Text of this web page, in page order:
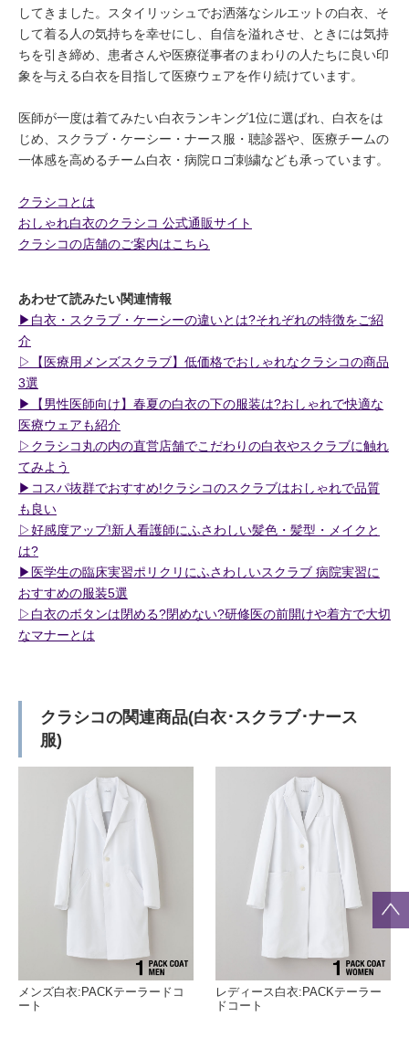
してきました。スタイリッシュでお洒落なシルエットの白衣、そ
して着る人の気持ちを幸せにし、自信を溢れさせ、ときには気持
ちを引き締め、患者さんや医療従事者のまわりの人たちに良い印
象を与える白衣を目指して医療ウェアを作り続けています。
医師が一度は着てみたい白衣ランキング1位に選ばれ、白衣をは
じめ、スクラブ・ケーシー・ナース服・聴診器や、医療チームの
一体感を高めるチーム白衣・病院ロゴ刺繍なども承っています。
クラシコとは
おしゃれ白衣のクラシコ 公式通販サイト
クラシコの店舗のご案内はこちら
あわせて読みたい関連情報
▶︎白衣・スクラブ・ケーシーの違いとは?それぞれの特徴をご紹
介
▷【医療用メンズスクラブ】低価格でおしゃれなクラシコの商品
3選
▶︎【男性医師向け】春夏の白衣の下の服装は?おしゃれで快適な
医療ウェアも紹介
▷クラシコ丸の内の直営店舗でこだわりの白衣やスクラブに触れ
てみよう
▶︎コスパ抜群でおすすめ!クラシコのスクラブはおしゃれで品質
も良い
▷好感度アップ!新人看護師にふさわしい髪色・髪型・メイクと
は?
▶︎医学生の臨床実習ポリクリにふさわしいスクラブ 病院実習に
おすすめの服装5選
▷白衣のボタンは閉める?閉めない?研修医の前開けや着方で大切
なマナーとは
クラシコの関連商品(白衣･スクラブ･ナース
服)
メンズ白衣:PACKテーラードコ
ート
レディース白衣:PACKテーラー
ドコート